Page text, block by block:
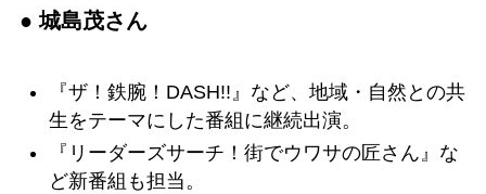
● 城島茂さん
『ザ！鉄腕！DASH!!』など、地域・自然との共
生をテーマにした番組に継続出演。
『リーダーズサーチ！街でウワサの匠さん』な
ど新番組も担当。